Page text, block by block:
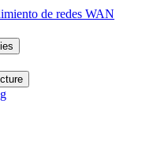
de redes WAN